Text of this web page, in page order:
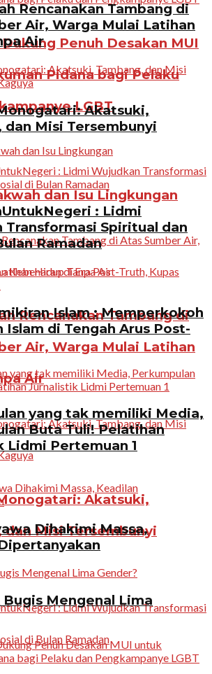
Penuh Desakan MUI
Pidana bagi Pelaku
LGBT
dan Isu Lingkungan
Rencanakan Tambang di
Air, Warga Mulai Latihan
Air
Akatsuki,
dan Misi Tersembunyi
Rencanakan Tambang di
Air, Warga Mulai Latihan
Air
Akatsuki,
dan Misi Tersembunyi
: Lidmi
Transformasi Spiritual dan
Ramadan
Islam : Memperkokoh
Islam di Tengah Arus Post-
yang tak memiliki Media,
Buta Tuli! Pelatihan
Lidmi Pertemuan 1
Dihakimi Massa,
Mengenal Lima